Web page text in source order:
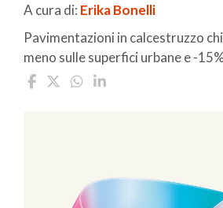
A cura di: Erika Bonelli
Pavimentazioni in calcestruzzo
meno sulle superfici urbane e -